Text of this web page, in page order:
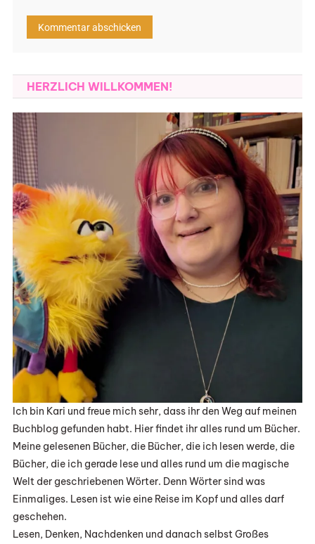
HERZLICH WILLKOMMEN!
Ich bin Kari und freue mich sehr, dass ihr den Weg auf meinen
Buchblog gefunden habt. Hier findet ihr alles rund um Bücher.
Meine gelesenen Bücher, die Bücher, die ich lesen werde, die
Bücher, die ich gerade lese und alles rund um die magische
Welt der geschriebenen Wörter. Denn Wörter sind was
Einmaliges. Lesen ist wie eine Reise im Kopf und alles darf
geschehen.
Lesen, Denken, Nachdenken und danach selbst Großes